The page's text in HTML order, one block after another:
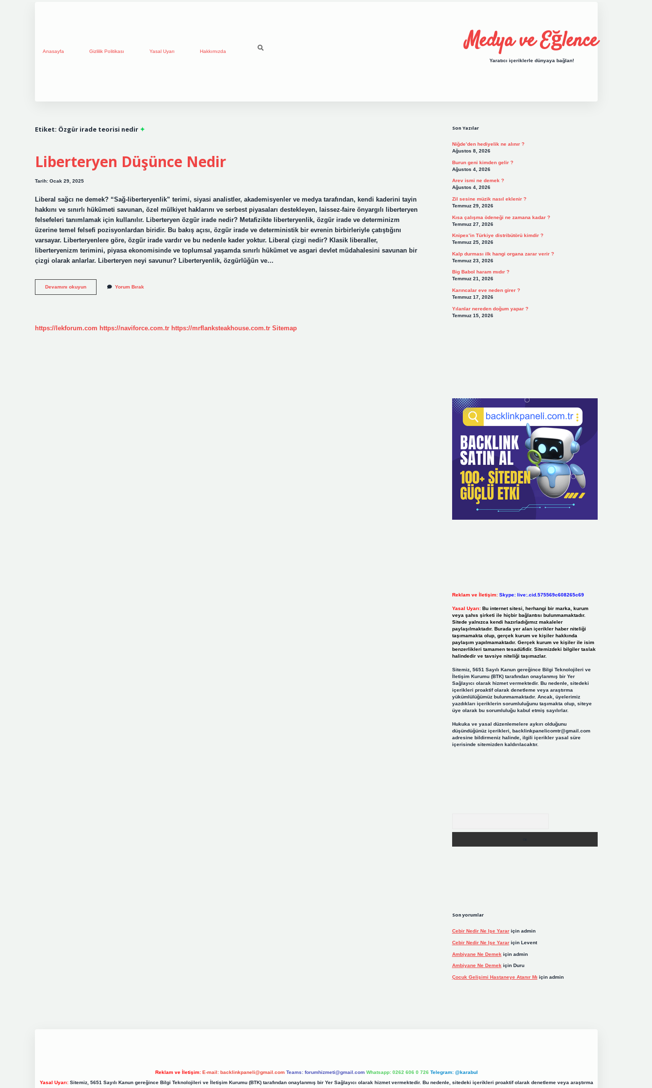
Anasayfa Gizlilik Politikası Yasal Uyarı Hakkımızda Medya ve Eğlence
Yaratıcı içeriklerle dünyaya bağlan!
Etiket: Özgür irade teorisi nedir
Liberteryen Düşünce Nedir
Tarih: Ocak 29, 2025
Liberal sağcı ne demek? “Sağ-liberteryenlik” terimi, siyasi analistler, akademisyenler ve medya tarafından, kendi kaderini tayin
hakkını ve sınırlı hükümeti savunan, özel mülkiyet haklarını ve serbest piyasaları destekleyen, laissez-faire önyargılı liberteryen
felsefeleri tanımlamak için kullanılır. Liberteryen özgür irade nedir? Metafizikte liberteryenlik, özgür irade ve determinizm
üzerine temel felsefi pozisyonlardan biridir. Bu bakış açısı, özgür irade ve deterministik bir evrenin birbirleriyle çatıştığını
varsayar. Liberteryenlere göre, özgür irade vardır ve bu nedenle kader yoktur. Liberal çizgi nedir? Klasik liberaller,
liberteryenizm terimini, piyasa ekonomisinde ve toplumsal yaşamda sınırlı hükümet ve asgari devlet müdahalesini savunan bir
çizgi olarak anlarlar. Liberteryen neyi savunur? Liberteryenlik, özgürlüğün ve…
Devamını okuyunLiberteryen
Düşünce
Yorum Bırak
https://lekforum.com https://naviforce.com.tr https://mrflanksteakhouse.com.tr Sitemap
Son Yazılar
Niğde’den hediyelik ne alınır ?
Ağustos 8, 2026
Burun geni kimden gelir ?
Ağustos 4, 2026
Arev ismi ne demek ?
Ağustos 4, 2026
Zil sesine müzik nasıl eklenir ?
Temmuz 29, 2026
Kısa çalışma ödeneği ne zamana kadar ?
Temmuz 27, 2026
Knipex’in Türkiye distribütörü kimdir ?
Temmuz 25, 2026
Kalp durması ilk hangi organa zarar verir ?
Temmuz 23, 2026
Big Babol haram mıdır ?
Temmuz 21, 2026
Karıncalar eve neden girer ?
Temmuz 17, 2026
Yılanlar nereden doğum yapar ?
Temmuz 15, 2026
Reklam ve İletişim: Skype: live:.cid.575569c608265c69
Yasal Uyarı: Bu internet sitesi, herhangi bir marka, kurum
veya şahıs şirketi ile hiçbir bağlantısı bulunmamaktadır.
Sitede yalnızca kendi hazırladığımız makaleler
paylaşılmaktadır. Burada yer alan içerikler haber niteliği
taşımamakta olup, gerçek kurum ve kişiler hakkında
paylaşım yapılmamaktadır. Gerçek kurum ve kişiler ile isim
benzerlikleri tamamen tesadüfidir. Sitemizdeki bilgiler taslak
halindedir ve tavsiye niteliği taşımazlar.
Sitemiz, 5651 Sayılı Kanun gereğince Bilgi Teknolojileri ve
İletişim Kurumu (BTK) tarafından onaylanmış bir Yer
Sağlayıcı olarak hizmet vermektedir. Bu nedenle, sitedeki
içerikleri proaktif olarak denetleme veya araştırma
yükümlülüğümüz bulunmamaktadır. Ancak, üyelerimiz
yazdıkları içeriklerin sorumluluğunu taşımakta olup, siteye
üye olarak bu sorumluluğu kabul etmiş sayılırlar.
Hukuka ve yasal düzenlemelere aykırı olduğunu
düşündüğünüz içerikleri, backlinkpanelicomtr@gmail.com
adresine bildirmeniz halinde, ilgili içerikler yasal süre
içerisinde sitemizden kaldırılacaktır.
Son yorumlar
Cebir Nedir Ne Işe Yarariçin admin
Cebir Nedir Ne Işe Yarariçin Levent
Ambiyane Ne Demek için admin
Ambiyane Ne Demek için Duru
Çocuk Gelişimi Hastaneye Atanır Mı için admin
Reklam ve İletişim: E-mail: backlinkpaneli@gmail.com Teams: forumhizmeti@gmail.com Whatsapp: 0262 606 0 726 Telegram: @karabul
Yasal Uyarı:Sitemiz, 5651 Sayılı Kanun gereğince Bilgi Teknolojileri ve İletişim Kurumu (BTK) tarafından onaylanmış bir Yer Sağlayıcı olarak hizmet vermektedir. Bu nedenle, sitedeki içerikleri proaktif olarak denetleme veya araştırma